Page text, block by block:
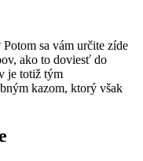
sa vám určite zíde
ako to doviesť do
je totiž tým
kazom, ktorý však